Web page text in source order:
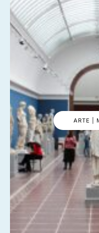
ARTE |